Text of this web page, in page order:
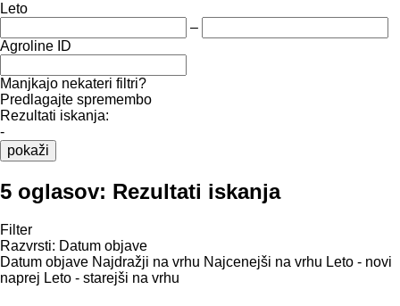
Leto
–
Agroline ID
Manjkajo nekateri filtri?
Predlagajte spremembo
Rezultati iskanja:
-
pokaži
5 oglasov: Rezultati iskanja
Filter
Razvrsti: Datum objave
Datum objave Najdražji na vrhu Najcenejši na vrhu Leto - novi
naprej Leto - starejši na vrhu